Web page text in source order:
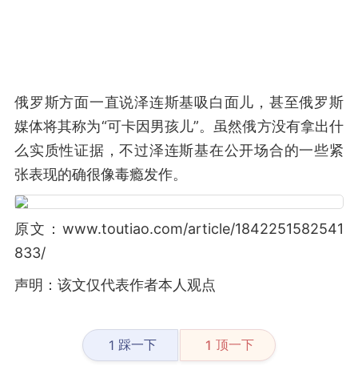
俄罗斯方面一直说泽连斯基吸白面儿，甚至俄罗斯
媒体将其称为“可卡因男孩儿”。虽然俄方没有拿出什
么实质性证据，不过泽连斯基在公开场合的一些紧
张表现的确很像毒瘾发作。
原文：www.toutiao.com/article/1842251582541
833/
声明：该文仅代表作者本人观点
1 踩一下 1 顶一下